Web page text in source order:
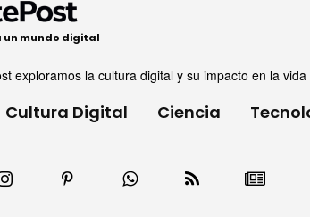
un mundo digital
exploramos la cultura digital y su impacto en la vida
Cultura Digital Ciencia